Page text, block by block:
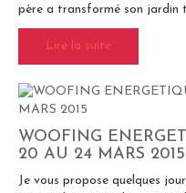
père a transformé son jardin
Lire la suite
WOOFING
20 AU 24 MARS 2015
Je vous propose quelques